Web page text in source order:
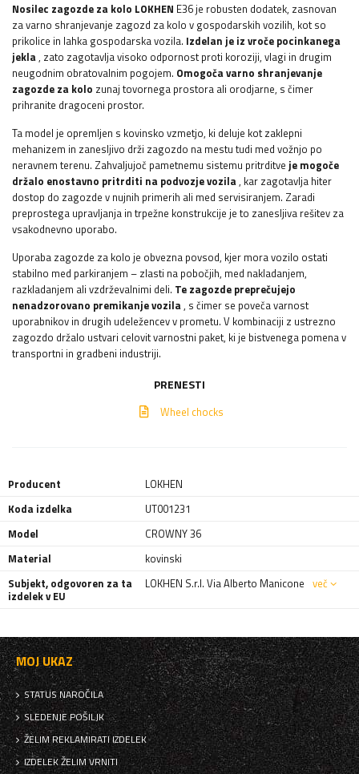
Nosilec zagozde za kolo LOKHEN E36 je robusten dodatek, zasnovan
za varno shranjevanje zagozd za kolo v gospodarskih vozilih, kot so
prikolice in lahka gospodarska vozila. Izdelan je iz vroče pocinkanega
jekla, zato zagotavlja visoko odpornost proti koroziji, vlagi in drugim
neugodnim obratovalnim pogojem. Omogoča varno shranjevanje
zagozde za kolo zunaj tovornega prostora ali orodjarne, s čimer
prihranite dragoceni prostor.
Ta model je opremljen s kovinsko vzmetjo, ki deluje kot zaklepni
mehanizem in zanesljivo drži zagozdo na mestu tudi med vožnjo po
neravnem terenu. Zahvaljujoč pametnemu sistemu pritrditve je mogoče
držalo enostavno pritrditi na podvozje vozila, kar zagotavlja hiter
dostop do zagozde v nujnih primerih ali med servisiranjem. Zaradi
preprostega upravljanja in trpežne konstrukcije je to zanesljiva rešitev za
vsakodnevno uporabo.
Uporaba zagozde za kolo je obvezna povsod, kjer mora vozilo ostati
stabilno med parkiranjem – zlasti na pobočjih, med nakladanjem,
razkladanjem ali vzdrževalnimi deli. Te zagozde preprečujejo
nenadzorovano premikanje vozila, s čimer se poveča varnost
uporabnikov in drugih udeležencev v prometu. V kombinaciji z ustrezno
zagozdo držalo ustvari celovit varnostni paket, ki je bistvenega pomena v
transportni in gradbeni industriji.
PRENESTI
Wheel chocks
Producent
LOKHEN
Koda izdelka
UT001231
Model
CROWNY 36
Material
kovinski
Subjekt, odgovoren za ta
izdelek v EU
LOKHEN S.r.l. Via Alberto Manicone več
MOJ UKAZ
STATUS NAROČILA
SLEDENJE POŠILJK
ŽELIM REKLAMIRATI IZDELEK
IZDELEK ŽELIM VRNITI